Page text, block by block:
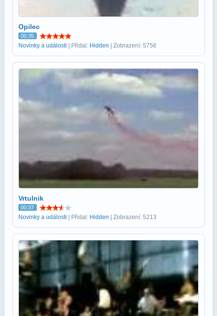
Opilec
00:35
Novinky a události | Přidal: Hidden | Zobrazení: 5756
Vrtulnik
00:37
Novinky a události | Přidal: Hidden | Zobrazení: 5213